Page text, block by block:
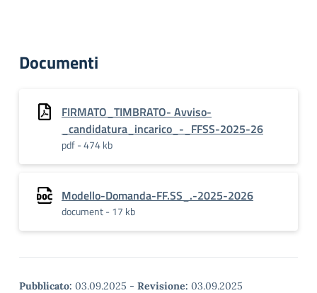
Documenti
FIRMATO_TIMBRATO- Avviso-
_candidatura_incarico_-_FFSS-2025-26
pdf - 474 kb
Modello-Domanda-FF.SS_.-2025-2026
document - 17 kb
Pubblicato: 03.09.2025 - Revisione: 03.09.2025